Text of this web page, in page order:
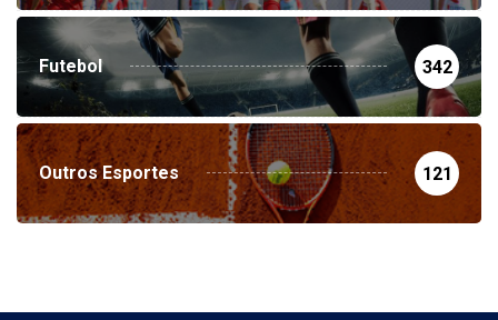
Futebol 342
Outros Esportes 121